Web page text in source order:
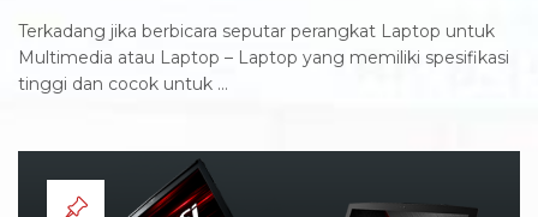
Terkadang jika berbicara seputar perangkat Laptop untuk
Multimedia atau Laptop – Laptop yang memiliki spesifikasi
tinggi dan cocok untuk ...